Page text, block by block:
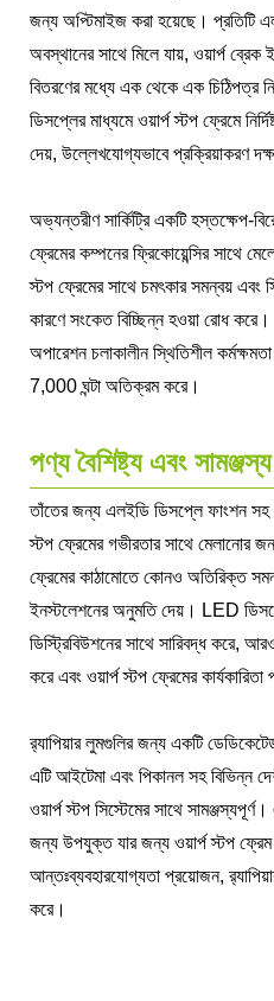
জন্য অপ্টিমাইজ করা হয়েছে। প্রতিটি
অবস্থানের সাথে মিলে যায়, ওয়ার্প ব্রেক
বিতরণের মধ্যে এক থেকে এক চিঠিপত্র
ডিসপ্লের মাধ্যমে ওয়ার্প স্টপ ফ্রেমে
দেয়, উল্লেখযোগ্যভাবে প্রক্রিয়াকরণ
অভ্যন্তরীণ সার্কিট্রি একটি হস্তক্ষেপ-
ফ্রেমের কম্পনের ফ্রিকোয়েন্সির সাথে
স্টপ ফ্রেমের সাথে চমৎকার সমন্বয় এবং
কারণে সংকেত বিচ্ছিন্ন হওয়া রোধ করে।
অপারেশন চলাকালীন স্থিতিশীল
7,000 ঘন্টা অতিক্রম করে।
পণ্য বৈশিষ্ট্য এবং সামঞ্জস্য
তাঁতের জন্য এলইডি ডিসপ্লে ফাংশন সহ
স্টপ ফ্রেমের গভীরতার সাথে মেলানোর
ফ্রেমের কাঠামোতে কোনও অতিরিক্ত
ইনস্টলেশনের অনুমতি দেয়। LED
ডিস্ট্রিবিউশনের সাথে সারিবদ্ধ করে,
করে এবং ওয়ার্প স্টপ ফ্রেমের
র‌্যাপিয়ার লুমগুলির জন্য একটি
এটি আইটেমা এবং পিকানল সহ বিভিন্ন
ওয়ার্প স্টপ সিস্টেমের সাথে
জন্য উপযুক্ত যার জন্য ওয়ার্প স্টপ ফ্রেম
আন্তঃব্যবহারযোগ্যতা প্রয়োজন,
করে।